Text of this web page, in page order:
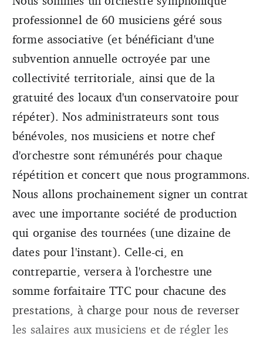
professionnel de 60 musiciens géré sous
forme associative (et bénéficiant d'une
subvention annuelle octroyée par une
collectivité territoriale, ainsi que de la
gratuité des locaux d'un conservatoire pour
répéter). Nos administrateurs sont tous
bénévoles, nos musiciens et notre chef
d'orchestre sont rémunérés pour chaque
répétition et concert que nous programmons.
Nous allons prochainement signer un contrat
avec une importante société de production
qui organise des tournées (une dizaine de
dates pour l'instant). Celle-ci, en
contrepartie, versera à l'orchestre une
somme forfaitaire TTC pour chacune des
prestations, à charge pour nous de reverser
les salaires aux musiciens et de régler les